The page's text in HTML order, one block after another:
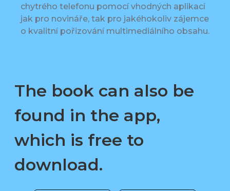
chytrého telefonu pomocí vhodných aplikací
jak pro novináře, tak pro jakéhokoliv zájemce
o kvalitní pořizování multimediálního obsahu.
The book can also be
found in the app,
which is free to
download.